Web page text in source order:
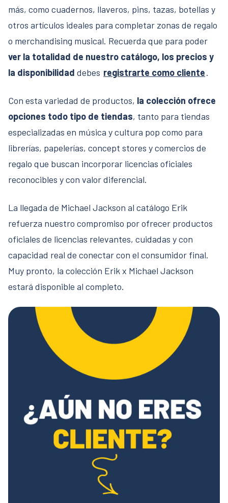
más, como cuadernos, llaveros, pins, tazas, botellas y
otros artículos ideales para completar zonas de regalo
o merchandising musical. Recuerda que para poder
ver la totalidad de nuestro catálogo, los precios y
la disponibilidad debes registrarte como cliente.
Con esta variedad de productos, la colección ofrece
opciones todo tipo de tiendas, tanto para tiendas
especializadas en música y cultura pop como para
librerías, papelerías, concept stores y comercios de
regalo que buscan incorporar licencias oficiales
reconocibles y con valor diferencial.
La llegada de Michael Jackson al catálogo Erik
refuerza nuestro compromiso por ofrecer productos
oficiales de licencias relevantes, cuidadas y con
capacidad real de conectar con el consumidor final.
Muy pronto, la colección Erik x Michael Jackson
estará disponible al completo.